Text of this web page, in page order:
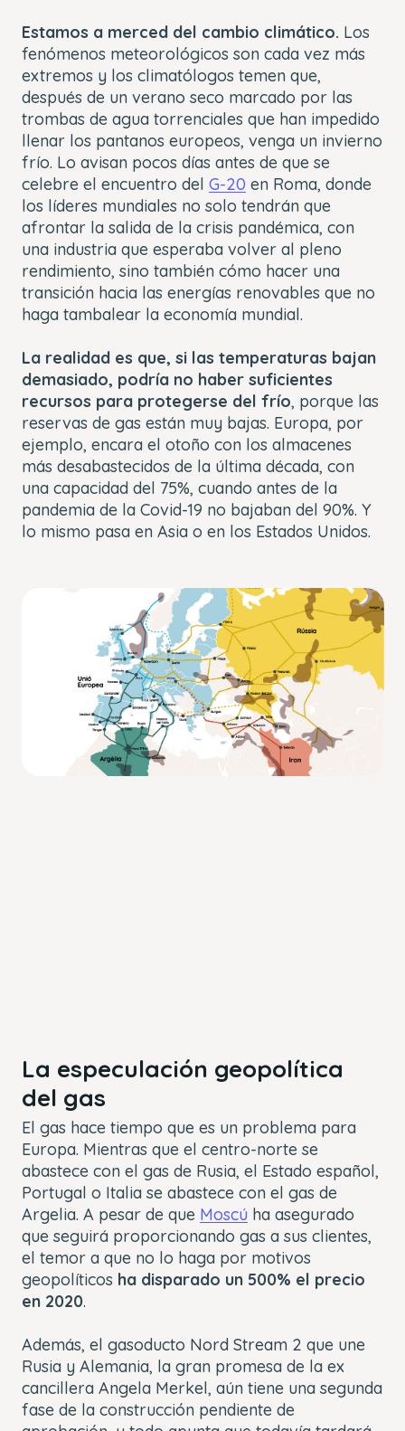
Estamos a merced del cambio climático. Los
fenómenos meteorológicos son cada vez más
extremos y los climatólogos temen que,
después de un verano seco marcado por las
trombas de agua torrenciales que han impedido
llenar los pantanos europeos, venga un invierno
frío. Lo avisan pocos días antes de que se
celebre el encuentro del G-20 en Roma, donde
los líderes mundiales no solo tendrán que
afrontar la salida de la crisis pandémica, con
una industria que esperaba volver al pleno
rendimiento, sino también cómo hacer una
transición hacia las energías renovables que no
haga tambalear la economía mundial.
La realidad es que, si las temperaturas bajan
demasiado, podría no haber suficientes
recursos para protegerse del frío, porque las
reservas de gas están muy bajas. Europa, por
ejemplo, encara el otoño con los almacenes
más desabastecidos de la última década, con
una capacidad del 75%, cuando antes de la
pandemia de la Covid-19 no bajaban del 90%. Y
lo mismo pasa en Asia o en los Estados Unidos.
La especulación geopolítica
del gas
El gas hace tiempo que es un problema para
Europa. Mientras que el centro-norte se
abastece con el gas de Rusia, el Estado español,
Portugal o Italia se abastece con el gas de
Argelia. A pesar de que Moscú ha asegurado
que seguirá proporcionando gas a sus clientes,
el temor a que no lo haga por motivos
geopolíticos ha disparado un 500% el precio
en 2020.
Además, el gasoducto Nord Stream 2 que une
Rusia y Alemania, la gran promesa de la ex
cancillera Angela Merkel, aún tiene una segunda
fase de la construcción pendiente de